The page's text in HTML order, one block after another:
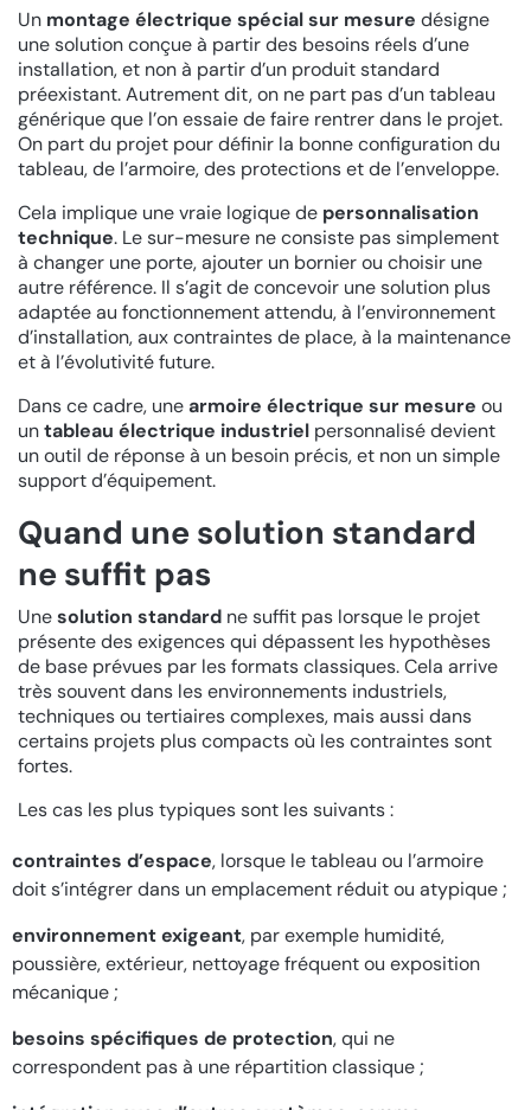
Un montage électrique spécial sur mesure désigne
une solution conçue à partir des besoins réels d’une
installation, et non à partir d’un produit standard
préexistant. Autrement dit, on ne part pas d’un tableau
générique que l’on essaie de faire rentrer dans le projet.
On part du projet pour définir la bonne configuration du
tableau, de l’armoire, des protections et de l’enveloppe.
Cela implique une vraie logique de personnalisation
technique. Le sur-mesure ne consiste pas simplement
à changer une porte, ajouter un bornier ou choisir une
autre référence. Il s’agit de concevoir une solution plus
adaptée au fonctionnement attendu, à l’environnement
d’installation, aux contraintes de place, à la maintenance
et à l’évolutivité future.
Dans ce cadre, unearmoire électrique sur mesure ou
untableau électrique industriel personnalisé devient
un outil de réponse à un besoin précis, et non un simple
support d’équipement.
Quand une solution standard
ne suffit pas
Unesolution standard ne suffit pas lorsque le projet
présente des exigences qui dépassent les hypothèses
de base prévues par les formats classiques. Cela arrive
très souvent dans les environnements industriels,
techniques ou tertiaires complexes, mais aussi dans
certains projets plus compacts où les contraintes sont
fortes.
Les cas les plus typiques sont les suivants :
contraintes d’espace, lorsque le tableau ou l’armoire
doit s’intégrer dans un emplacement réduit ou atypique ;
environnement exigeant, par exemple humidité,
poussière, extérieur, nettoyage fréquent ou exposition
mécanique ;
besoins spécifiques de protection, qui ne
correspondent pas à une répartition classique ;